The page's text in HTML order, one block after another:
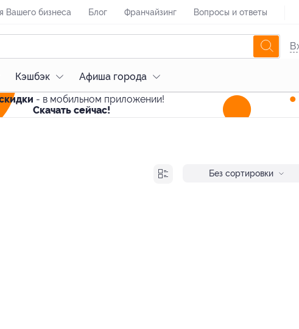
Вашего бизнеса Блог Франчайзинг Вопросы и ответы
Кэшбэк
Афиша города
- в мобильном приложении!
Скачать сейчас!
Без сортировки